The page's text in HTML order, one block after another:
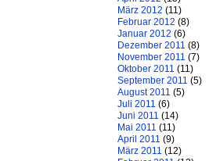
März 2012 (11)
Februar 2012 (8)
Januar 2012 (6)
Dezember 2011 (8)
November 2011 (7)
Oktober 2011 (11)
September 2011 (5)
August 2011 (5)
Juli 2011 (6)
Juni 2011 (14)
Mai 2011 (11)
April 2011 (9)
März 2011 (12)